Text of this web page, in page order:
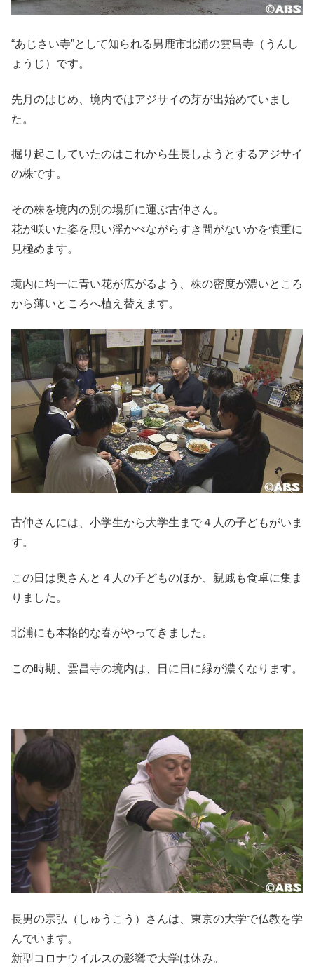
“あじさい寺”として知られる男鹿市北浦の雲昌寺（うんし
ょうじ）です。
先月のはじめ、境内ではアジサイの芽が出始めていまし
た。
掘り起こしていたのはこれから生長しようとするアジサイ
の株です。
その株を境内の別の場所に運ぶ古仲さん。
花が咲いた姿を思い浮かべながらすき間がないかを慎重に
見極めます。
境内に均一に青い花が広がるよう、株の密度が濃いところ
から薄いところへ植え替えます。
古仲さんには、小学生から大学生まで４人の子どもがいま
す。
この日は奥さんと４人の子どものほか、親戚も食卓に集ま
りました。
北浦にも本格的な春がやってきました。
この時期、雲昌寺の境内は、日に日に緑が濃くなります。
長男の宗弘（しゅうこう）さんは、東京の大学で仏教を学
んでいます。
新型コロナウイルスの影響で大学は休み。